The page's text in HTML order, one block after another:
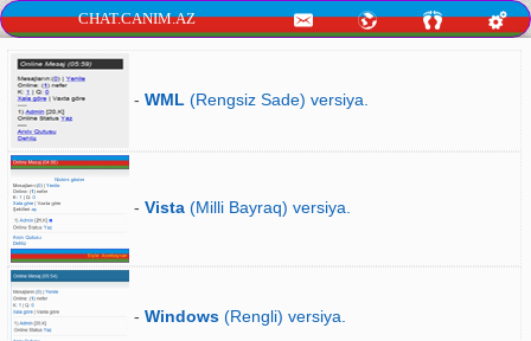
CHAT.CANIM.AZ
- WML (Rengsiz Sade) versiya.
- Vista (Milli Bayraq) versiya.
- Windows (Rengli) versiya.